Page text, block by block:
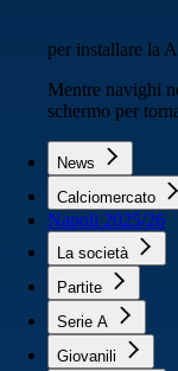
per installare la
Mentre navighi
schermo per
News
Calciomercato
Napoli 2025/26
La società
Partite
Serie A
Giovanili